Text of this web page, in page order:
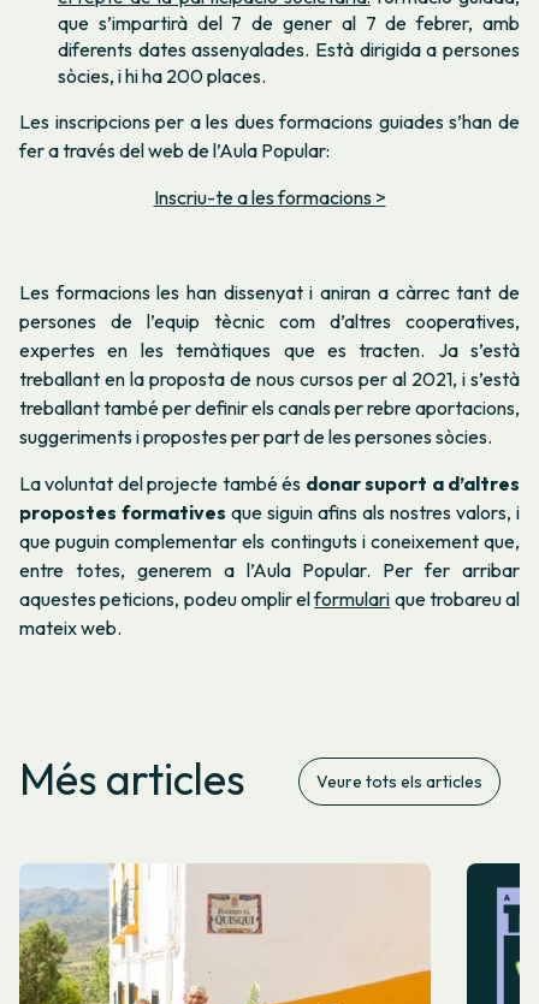
que s’impartirà del 7 de gener al 7 de febrer, amb
diferents dates assenyalades. Està dirigida a persones
sòcies, i hi ha 200 places.
Les inscripcions per a les dues formacions guiades s’han de
fer a través del web de l’Aula Popular:
Inscriu-te a les formacions >
Les formacions les han dissenyat i aniran a càrrec tant de
persones de l’equip tècnic com d’altres cooperatives,
expertes en les temàtiques que es tracten. Ja s’està
treballant en la proposta de nous cursos per al 2021, i s’està
treballant també per definir els canals per rebre aportacions,
suggeriments i propostes per part de les persones sòcies.
La voluntat del projecte també és donar suport a d’altres
propostes formatives que siguin afins als nostres valors, i
que puguin complementar els continguts i coneixement que,
entre totes, generem a l’Aula Popular. Per fer arribar
aquestes peticions, podeu omplir elformulari que trobareu al
mateix web.
Més articles Veure tots els articles